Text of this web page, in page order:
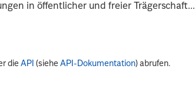
in öffentlicher und freier Trägerschaft...
dieAPI (sieheAPI-Dokumentation) abrufen.